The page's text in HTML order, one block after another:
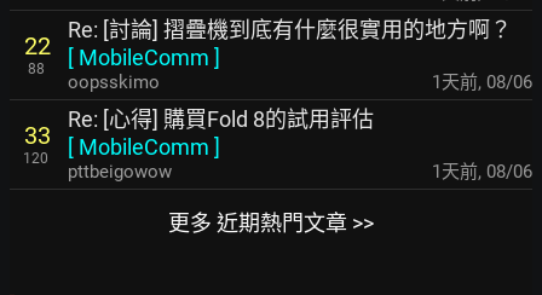
22
88
Re: [討論] 摺疊機到底有什麼很實用的地方啊？
[ MobileComm ]
oopsskimo 1天前, 08/06
33
120
Re: [心得] 購買Fold 8的試用評估
[ MobileComm ]
pttbeigowow 1天前, 08/06
更多 近期熱門文章 >>